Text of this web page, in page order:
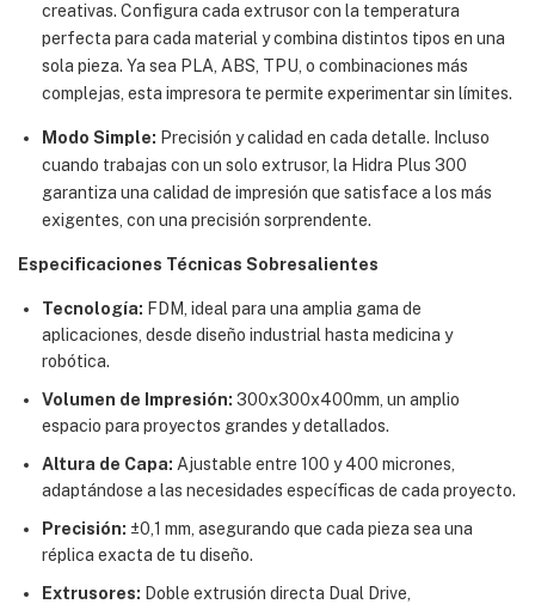
creativas. Configura cada extrusor con la temperatura
perfecta para cada material y combina distintos tipos en una
sola pieza. Ya sea PLA, ABS, TPU, o combinaciones más
complejas, esta impresora te permite experimentar sin límites.
Modo Simple: Precisión y calidad en cada detalle. Incluso
cuando trabajas con un solo extrusor, la Hidra Plus 300
garantiza una calidad de impresión que satisface a los más
exigentes, con una precisión sorprendente.
Especificaciones Técnicas Sobresalientes
Tecnología: FDM, ideal para una amplia gama de
aplicaciones, desde diseño industrial hasta medicina y
robótica.
Volumen de Impresión: 300x300x400mm, un amplio
espacio para proyectos grandes y detallados.
Altura de Capa: Ajustable entre 100 y 400 micrones,
adaptándose a las necesidades específicas de cada proyecto.
Precisión: ±0,1 mm, asegurando que cada pieza sea una
réplica exacta de tu diseño.
Extrusores: Doble extrusión directa Dual Drive,